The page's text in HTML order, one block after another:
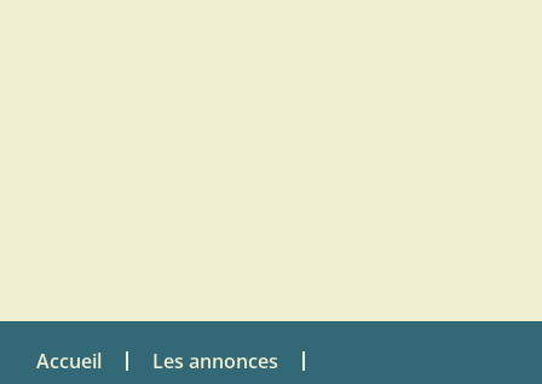
Accueil Les annonces